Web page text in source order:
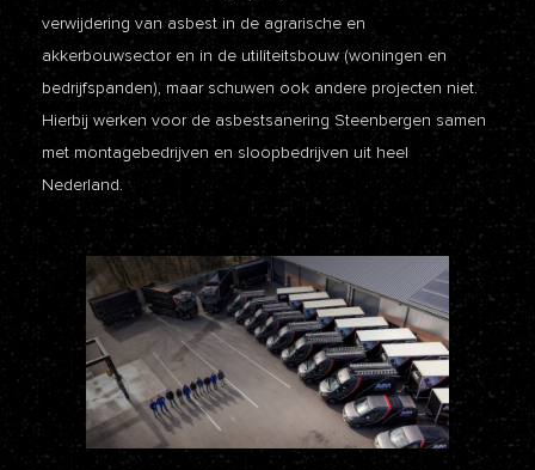
verwijdering van asbest in de agrarische en
akkerbouwsector en in de utiliteitsbouw (woningen en
bedrijfspanden), maar schuwen ook andere projecten niet.
Hierbij werken voor de asbestsanering Steenbergen samen
met montagebedrijven en sloopbedrijven uit heel
Nederland.